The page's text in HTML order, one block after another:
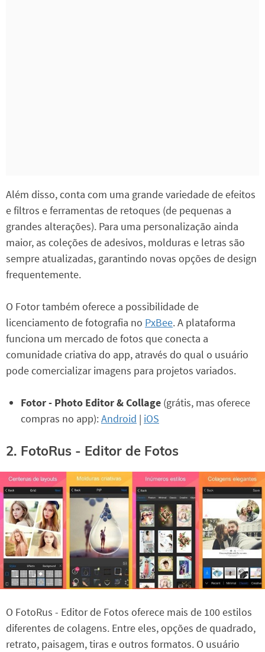
Além disso, conta com uma grande variedade de efeitos
e filtros e ferramentas de retoques (de pequenas a
grandes alterações). Para uma personalização ainda
maior, as coleções de adesivos, molduras e letras são
sempre atualizadas, garantindo novas opções de design
frequentemente.
O Fotor também oferece a possibilidade de
licenciamento de fotografia no PxBee. A plataforma
funciona um mercado de fotos que conecta a
comunidade criativa do app, através do qual o usuário
pode comercializar imagens para projetos variados.
Fotor - Photo Editor & Collage (grátis, mas oferece
compras no app):Android | iOS
2. FotoRus - Editor de Fotos
O FotoRus - Editor de Fotos oferece mais de 100 estilos
diferentes de colagens. Entre eles, opções de quadrado,
retrato, paisagem, tiras e outros formatos. O usuário